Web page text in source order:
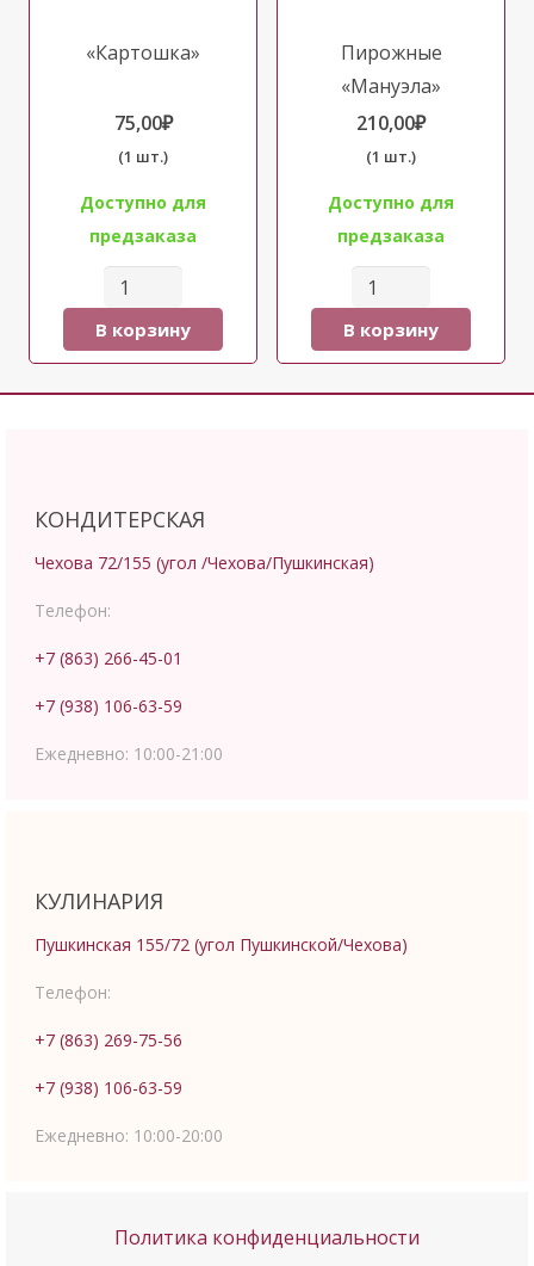
«Картошка»
75,00₽
(1 шт.)
Доступно для
предзаказа
Количество
товара
"Картошка"
В корзину
Пирожные
«Мануэла»
210,00₽
(1 шт.)
Доступно для
предзаказа
Количество
товара
Пирожные
В корзину
КОНДИТЕРСКАЯ
Чехова 72/155 (угол /Чехова/Пушкинская)
Телефон:
+7 (863) 266-45-01
+7 (938) 106-63-59
Ежедневно: 10:00-21:00
КУЛИНАРИЯ
Пушкинская 155/72 (угол Пушкинской/Чехова)
Телефон:
+7 (863) 269-75-56
+7 (938) 106-63-59
Ежедневно: 10:00-20:00
Политика конфиденциальности